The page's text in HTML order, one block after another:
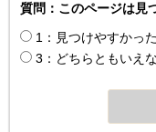
質問：このページは見
1：見つけやすかった
3：どちらともいえ